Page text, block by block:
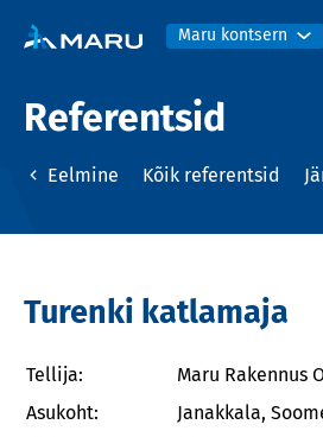
Maru kontsern
Referentsid
Eelmine Kõik referentsid
Turenki katlamaja
Tellija:
Maru Rakennus
Asukoht:
Janakkala,